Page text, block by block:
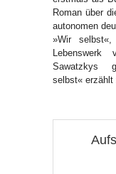
Roman über
autonomen
»Wir
Lebenswerk
Sawatzkys
selbst«